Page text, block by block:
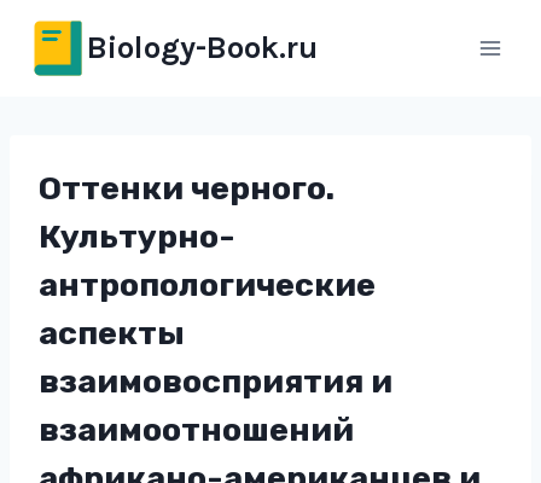
Перейти
содержимому
Biology-Book.ru
Оттенки черного.
Культурно-
антропологические
аспекты
взаимовосприятия и
взаимоотношений